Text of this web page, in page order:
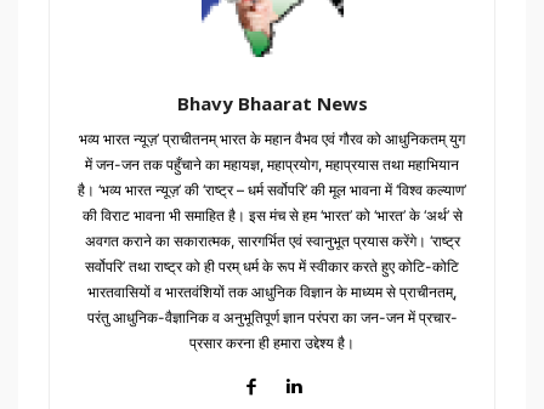
Bhavy Bhaarat News
भव्य भारत न्यूज़’ प्राचीतनम् भारत के महान वैभव एवं गौरव को आधुनिकतम् युग
में जन-जन तक पहुँचाने का महायज्ञ, महाप्रयोग, महाप्रयास तथा महाभियान
है। ‘भव्य भारत न्यूज़’ की ‘राष्ट्र – धर्म सर्वोपरि’ की मूल भावना में ‘विश्व कल्याण’
की विराट भावना भी समाहित है। इस मंच से हम ‘भारत’ को ‘भारत’ के ‘अर्थ’ से
अवगत कराने का सकारात्मक, सारगर्भित एवं स्वानुभूत प्रयास करेंगे। ‘राष्ट्र
सर्वोपरि’ तथा राष्ट्र को ही परम् धर्म के रूप में स्वीकार करते हुए कोटि-कोटि
भारतवासियों व भारतवंशियों तक आधुनिक विज्ञान के माध्यम से प्राचीनतम्,
परंतु आधुनिक-वैज्ञानिक व अनुभूतिपूर्ण ज्ञान परंपरा का जन-जन में प्रचार-
प्रसार करना ही हमारा उद्देश्य है।